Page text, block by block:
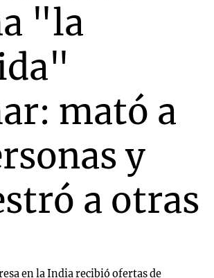
"la
mató a
y
a otras
en la India recibió ofertas de